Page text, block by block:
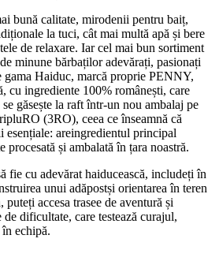
bună calitate, mirodenii pentru baiț,
la tuci, cât mai multă apă și bere
de relaxare. Iar cel mai bun sortiment
minune bărbaților adevărați, pasionați
gama Haiduc, marcă proprie PENNY,
cu ingrediente 100% românești, care
găsește la raft într-un nou ambalaj pe
(3RO), ceea ce înseamnă că
esențiale: areingredientul principal
procesată și ambalată în țara noastră.
fie cu adevărat haiducească, includeți în
unui adăpostși orientarea în teren
puteți accesa trasee de aventură și
de dificultate, care testează curajul,
echipă.